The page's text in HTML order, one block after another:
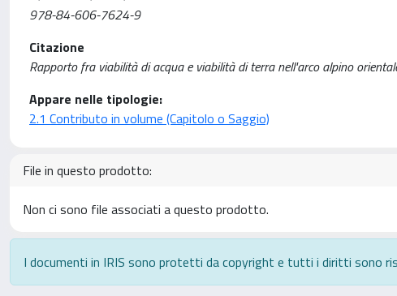
978-84-606-7624-9
Citazione
Rapporto fra viabilità di acqua e viabilità di terra nell'arco alpino
Appare nelle tipologie:
2.1 Contributo in volume (Capitolo o Saggio)
File in questo prodotto:
Non ci sono file associati a questo prodotto.
I documenti in IRIS sono protetti da copyright e tutti i diritti sono